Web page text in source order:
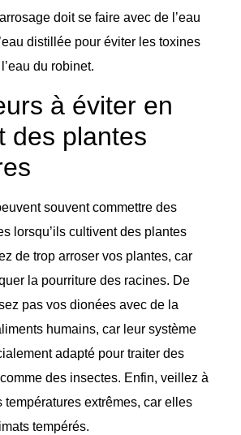
doit se faire avec de l’eau
distillée pour éviter les toxines
du robinet.
à éviter en
des plantes
souvent commettre des
lorsqu’ils cultivent des plantes
de trop arroser vos plantes, car
la pourriture des racines. De
pas vos dionées avec de la
humains, car leur système
adapté pour traiter des
des insectes. Enfin, veillez à
températures extrêmes, car elles
tempérés.